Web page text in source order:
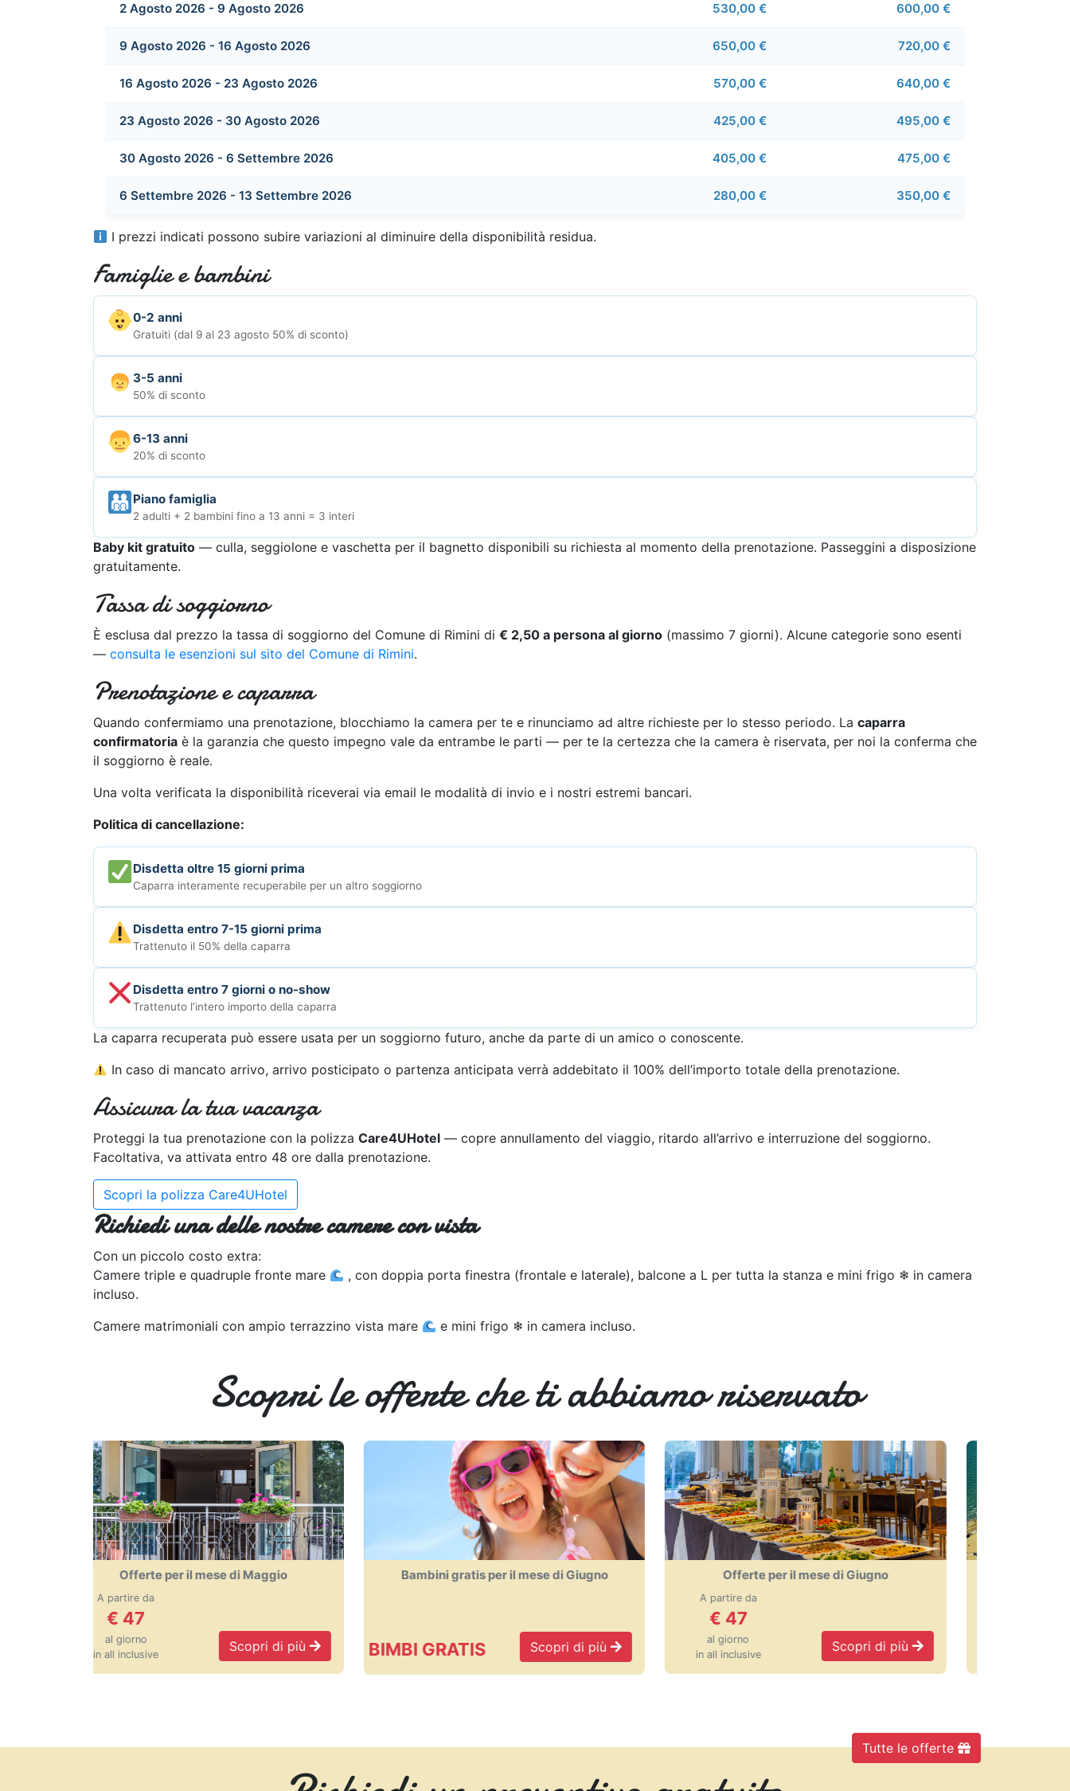
2 Agosto 2026 - 9 Agosto 2026 530,00 € 600,00 €
9 Agosto 2026 - 16 Agosto 2026 650,00 € 720,00 €
16 Agosto 2026 - 23 Agosto 2026 570,00 € 640,00 €
23 Agosto 2026 - 30 Agosto 2026 425,00 € 495,00 €
30 Agosto 2026 - 6 Settembre 2026 405,00 € 475,00 €
6 Settembre 2026 - 13 Settembre 2026 280,00 € 350,00 €
I prezzi indicati possono subire variazioni al diminuire della disponibilità residua.
Famiglie e bambini
0-2 anni
Gratuiti (dal 9 al 23 agosto 50% di sconto)
3-5 anni
50% di sconto
6-13 anni
20% di sconto
Piano famiglia
2 adulti + 2 bambini fino a 13 anni = 3 interi
Baby kit gratuito — culla, seggiolone e vaschetta per il bagnetto disponibili su richiesta al momento della prenotazione. Passeggini a disposizione
gratuitamente.
Tassa di soggiorno
È esclusa dal prezzo la tassa di soggiorno del Comune di Rimini di € 2,50 a persona al giorno (massimo 7 giorni). Alcune categorie sono esenti
— consulta le esenzioni sul sito del Comune di Rimini.
Prenotazione e caparra
Quando confermiamo una prenotazione, blocchiamo la camera per te e rinunciamo ad altre richieste per lo stesso periodo. La caparra
confirmatoria è la garanzia che questo impegno vale da entrambe le parti — per te la certezza che la camera è riservata, per noi la conferma che
il soggiorno è reale.
Una volta verificata la disponibilità riceverai via email le modalità di invio e i nostri estremi bancari.
Politica di cancellazione:
Disdetta oltre 15 giorni prima
Caparra interamente recuperabile per un altro soggiorno
Disdetta entro 7-15 giorni prima
Trattenuto il 50% della caparra
Disdetta entro 7 giorni o no-show
Trattenuto l’intero importo della caparra
La caparra recuperata può essere usata per un soggiorno futuro, anche da parte di un amico o conoscente.
In caso di mancato arrivo, arrivo posticipato o partenza anticipata verrà addebitato il 100% dell’importo totale della prenotazione.
Assicura la tua vacanza
Proteggi la tua prenotazione con la polizza Care4UHotel — copre annullamento del viaggio, ritardo all’arrivo e interruzione del soggiorno.
Facoltativa, va attivata entro 48 ore dalla prenotazione.
Scopri la polizza Care4UHotel
Richiedi una delle nostre camere con vista
Con un piccolo costo extra:
Camere triple e quadruple fronte mare
, con doppia porta finestra (frontale e laterale), balcone a L per tutta la stanza e mini frigo ❄ in camera
incluso.
Camere matrimoniali con ampio terrazzino vista mare
e mini frigo ❄ in camera incluso.
Scopri le offerte che ti abbiamo riservato
Scopri di più
Bambini gratis per il mese di Giugno
BIMBI GRATIS Scopri di più
Offerte per il mese di Giugno
al giorno
in all inclusive
Scopri di più
Offerte per il mese di Luglio
al giorno
in all inclusive
Tutte le offerte